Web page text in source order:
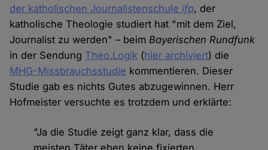
der katholischen Journalistenschuleifp, der
katholische Theologie studiert hat "mit dem Ziel,
Journalist zu werden" – beimBayerischen Rundfunk
in der Sendung Theo.Logik (hier archiviert) die
MHG-Missbrauchsstudie kommentieren. Dieser
Studie gab es nichts Gutes abzugewinnen. Herr
Hofmeister versuchte es trotzdem und erklärte:
"Ja die Studie zeigt ganz klar, dass die